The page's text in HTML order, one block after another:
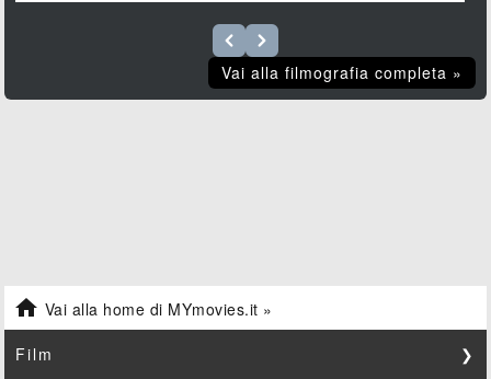
Vai alla filmografia completa »
 Vai alla home di MYmovies.it »
Film ❯